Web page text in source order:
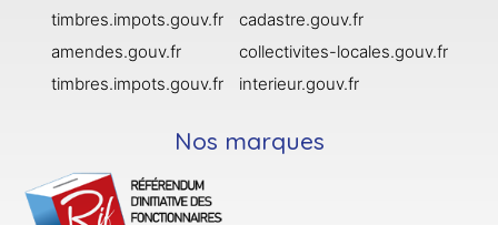
timbres.impots.gouv.fr
amendes.gouv.fr
timbres.impots.gouv.fr
cadastre.gouv.fr
collectivites-locales.gouv.fr
interieur.gouv.fr
Nos marques